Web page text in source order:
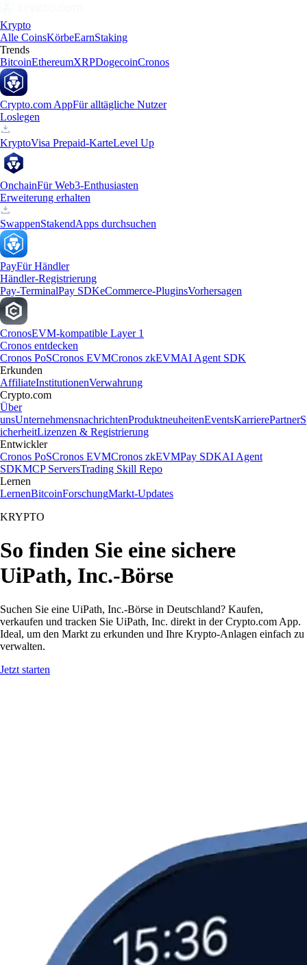
Krypto
Alle CoinsKörbeEarnStaking
Trends
BitcoinEthereumXRPDogecoinCronos
Crypto.com AppFür alltägliche Nutzer
Loslegen
KryptoVisa Prepaid-KarteLevel Up
OnchainFür Web3-Enthusiasten
Erweiterung erhalten
SwappenStakendApps durchsuchen
PayFür Händler
Händler-Registrierung
Pay-TerminalPay SDKeCommerce-PluginsVorhersagen
CronosEVM-kompatible Layer 1
Cronos entdecken
Cronos PoSCronos EVMCronos zkEVMAI Agent SDK
Erkunden
AffiliateInstitutionenVerwahrung
Crypto.com
Über
unsUnternehmensnachrichtenProduktneuheitenEventsKarrierePartnerS
icherheitLizenzen & Registrierung
Entwickler
Cronos PoSCronos EVMCronos zkEVMPay SDKAI Agent
SDKMCP ServersTrading Skill Repo
Lernen
LernenBitcoinForschungMarkt-Updates
KRYPTO
So finden Sie eine sichere
UiPath, Inc.-Börse
Suchen Sie eine UiPath, Inc.-Börse in Deutschland? Kaufen,
verkaufen und tracken Sie UiPath, Inc. direkt in der Crypto.com App.
Ideal, um den Markt zu erkunden und Ihre Krypto-Anlagen einfach zu
verwalten.
Jetzt starten